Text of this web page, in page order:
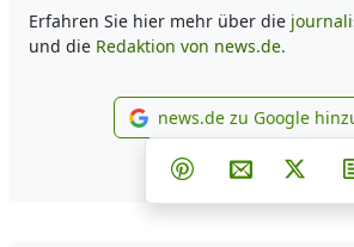
Erfahren Sie hier mehr über die
und die Redaktion von news.de.
news.de
news.de zu Google
Teilen aufTeilen auf
Teilen aufPer E-Mail
Post